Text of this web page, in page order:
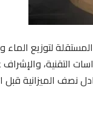
لتوزيع الماء
الدراسات التقنية،
نصف الميزانية